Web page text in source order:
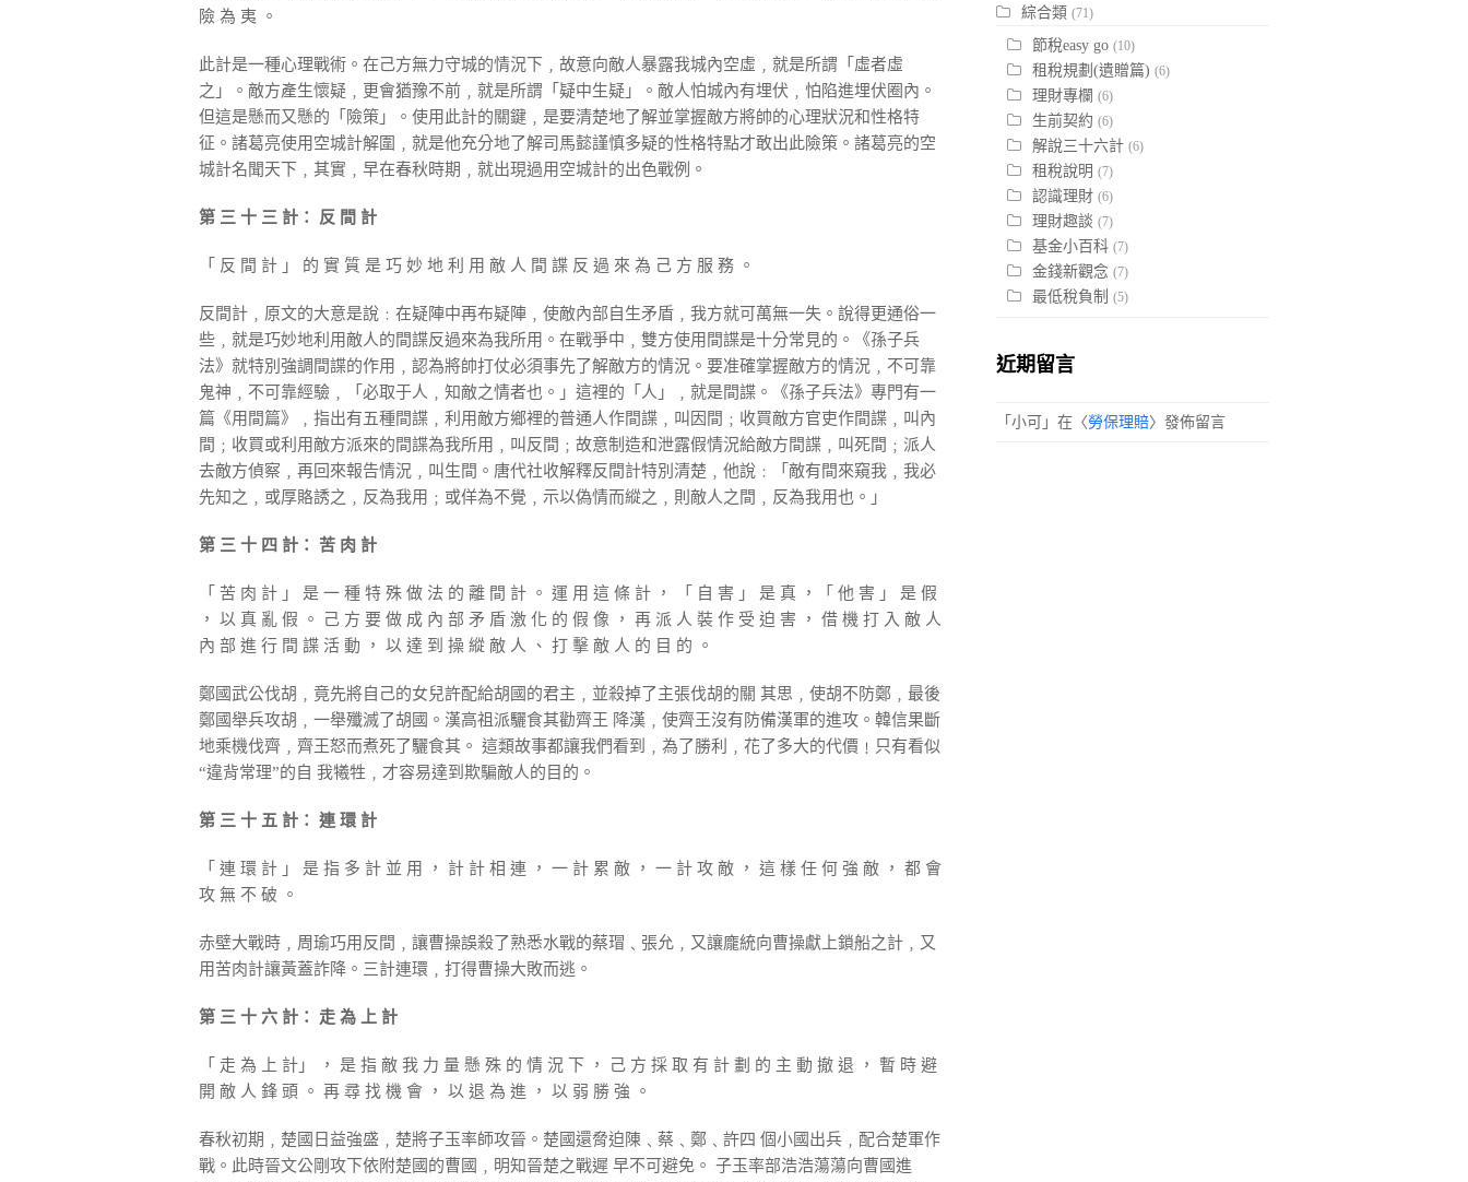
險 為 夷 。
此計是一種心理戰術。在己方無力守城的情況下﹐故意向敵人暴露我城內空虛﹐就是所謂「虛者虛
之」。敵方產生懷疑﹐更會猶豫不前﹐就是所謂「疑中生疑」。敵人怕城內有埋伏﹐怕陷進埋伏圈內。
但這是懸而又懸的「險策」。使用此計的關鍵﹐是要清楚地了解並掌握敵方將帥的心理狀況和性格特
征。諸葛亮使用空城計解圍﹐就是他充分地了解司馬懿謹慎多疑的性格特點才敢出此險策。諸葛亮的空
城計名聞天下﹐其實﹐早在春秋時期﹐就出現過用空城計的出色戰例。
第 三 十 三 計： 反 間 計
「 反 間 計 」 的 實 質 是 巧 妙 地 利 用 敵 人 間 諜 反 過 來 為 己 方 服 務 。
反間計﹐原文的大意是說﹕在疑陣中再布疑陣﹐使敵內部自生矛盾﹐我方就可萬無一失。說得更通俗一
些﹐就是巧妙地利用敵人的間諜反過來為我所用。在戰爭中﹐雙方使用間諜是十分常見的。《孫子兵
法》就特別強調間諜的作用﹐認為將帥打仗必須事先了解敵方的情況。要准確掌握敵方的情況﹐不可靠
鬼神﹐不可靠經驗﹐「必取于人﹐知敵之情者也。」這裡的「人」﹐就是間諜。《孫子兵法》專門有一
篇《用間篇》﹐指出有五種間諜﹐利用敵方鄉裡的普通人作間諜﹐叫因間﹔收買敵方官吏作間諜﹐叫內
間﹔收買或利用敵方派來的間諜為我所用﹐叫反間﹔故意制造和泄露假情況給敵方間諜﹐叫死間﹔派人
去敵方偵察﹐再回來報告情況﹐叫生間。唐代社收解釋反間計特別清楚﹐他說﹕「敵有間來窺我﹐我必
先知之﹐或厚賂誘之﹐反為我用﹔或佯為不覺﹐示以偽情而縱之﹐則敵人之間﹐反為我用也。」
第 三 十 四 計： 苦 肉 計
「 苦 肉 計 」 是 一 種 特 殊 做 法 的 離 間 計 。 運 用 這 條 計 ， 「 自 害 」 是 真 ，「 他 害 」 是 假
， 以 真 亂 假 。 己 方 要 做 成 內 部 矛 盾 激 化 的 假 像 ， 再 派 人 裝 作 受 迫 害 ， 借 機 打 入 敵 人
內 部 進 行 間 諜 活 動 ， 以 達 到 操 縱 敵 人 、 打 擊 敵 人 的 目 的 。
鄭國武公伐胡﹐竟先將自己的女兒許配給胡國的君主﹐並殺掉了主張伐胡的關 其思﹐使胡不防鄭﹐最後
鄭國舉兵攻胡﹐一舉殲滅了胡國。漢高祖派驪食其勸齊王 降漢﹐使齊王沒有防備漢軍的進攻。韓信果斷
地乘機伐齊﹐齊王怒而煮死了驪食其。 這類故事都讓我們看到﹐為了勝利﹐花了多大的代價﹗只有看似
“違背常理”的自 我犧牲﹐才容易達到欺騙敵人的目的。
第 三 十 五 計： 連 環 計
「 連 環 計 」 是 指 多 計 並 用 ， 計 計 相 連 ， 一 計 累 敵 ， 一 計 攻 敵 ， 這 樣 任 何 強 敵 ， 都 會
攻 無 不 破 。
赤壁大戰時﹐周瑜巧用反間﹐讓曹操誤殺了熟悉水戰的蔡瑁﹑張允﹐又讓龐統向曹操獻上鎖船之計﹐又
用苦肉計讓黃蓋詐降。三計連環﹐打得曹操大敗而逃。
第 三 十 六 計： 走 為 上 計
「 走 為 上 計」 ， 是 指 敵 我 力 量 懸 殊 的 情 況 下 ， 己 方 採 取 有 計 劃 的 主 動 撤 退 ， 暫 時 避
開 敵 人 鋒 頭 。 再 尋 找 機 會 ， 以 退 為 進 ， 以 弱 勝 強 。
春秋初期﹐楚國日益強盛﹐楚將子玉率師攻晉。楚國還脅迫陳﹑蔡﹑鄭﹑許四 個小國出兵﹐配合楚軍作
戰。此時晉文公剛攻下依附楚國的曹國﹐明知晉楚之戰遲 早不可避免。 子玉率部浩浩蕩蕩向曹國進
綜合類 (71)
節稅easy go (10)
租稅規劃(遺贈篇) (6)
理財專欄 (6)
生前契約 (6)
解說三十六計 (6)
租稅說明 (7)
認識理財 (6)
理財趣談 (7)
基金小百科 (7)
金錢新觀念 (7)
最低稅負制 (5)
近期留言
「 小可 」在〈勞保理賠〉發佈留言